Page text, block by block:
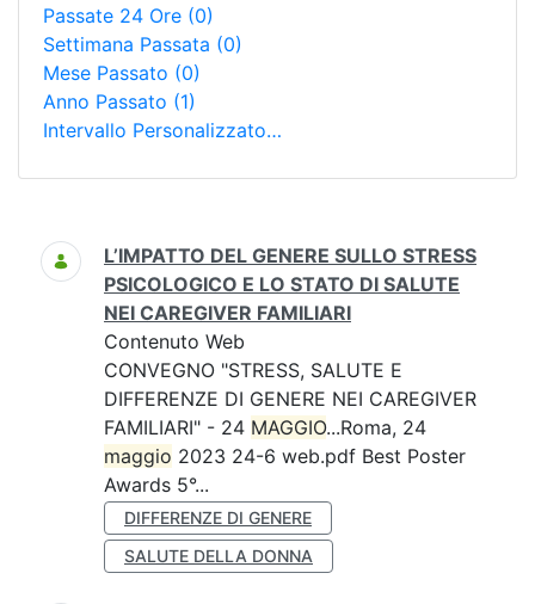
Passate 24 Ore (0)
Settimana Passata (0)
Mese Passato (0)
Anno Passato (1)
Intervallo Personalizzato…
Ricerca
L’IMPATTO DEL GENERE SULLO STRESS
PSICOLOGICO E LO STATO DI SALUTE
NEI CAREGIVER FAMILIARI
Contenuto Web
CONVEGNO "STRESS, SALUTE E
DIFFERENZE DI GENERE NEI CAREGIVER
FAMILIARI" - 24 MAGGIO...Roma, 24
maggio 2023 24-6 web.pdf Best Poster
Awards 5°...
DIFFERENZE DI GENERE
SALUTE DELLA DONNA